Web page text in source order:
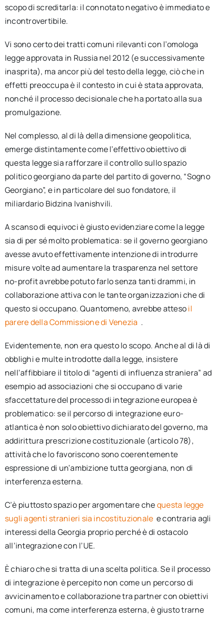
scopo di screditarla: il connotato negativo è immediato e
incontrovertibile.
Vi sono certo dei tratti comuni rilevanti con l’omologa
legge approvata in Russia nel 2012 (e successivamente
inasprita), ma ancor più del testo della legge, ciò che in
effetti preoccupa è il contesto in cui è stata approvata,
nonché il processo decisionale che ha portato alla sua
promulgazione.
Nel complesso, al di là della dimensione geopolitica,
emerge distintamente come l’effettivo obiettivo di
questa legge sia rafforzare il controllo sullo spazio
politico georgiano da parte del partito di governo, “Sogno
Georgiano”, e in particolare del suo fondatore, il
miliardario Bidzina Ivanishvili.
A scanso di equivoci è giusto evidenziare come la legge
sia di per sé molto problematica: se il governo georgiano
avesse avuto effettivamente intenzione di introdurre
misure volte ad aumentare la trasparenza nel settore
no-profit avrebbe potuto farlo senza tanti drammi, in
collaborazione attiva con le tante organizzazioni che di
questo si occupano. Quantomeno, avrebbe attesoil
parere della Commissione di Venezia .
Evidentemente, non era questo lo scopo. Anche al di là di
obblighi e multe introdotte dalla legge, insistere
nell’affibbiare il titolo di “agenti di influenza straniera” ad
esempio ad associazioni che si occupano di varie
sfaccettature del processo di integrazione europea è
problematico: se il percorso di integrazione euro-
atlantica è non solo obiettivo dichiarato del governo, ma
addirittura prescrizione costituzionale (articolo 78),
attività che lo favoriscono sono coerentemente
espressione di un’ambizione tutta georgiana, non di
interferenza esterna.
C’è piuttosto spazio per argomentare chequesta legge
sugli agenti stranieri sia incostituzionale e contraria agli
interessi della Georgia proprio perché è di ostacolo
all’integrazione con l’UE.
È chiaro che si tratta di una scelta politica. Se il processo
di integrazione è percepito non come un percorso di
avvicinamento e collaborazione tra partner con obiettivi
comuni, ma come interferenza esterna, è giusto trarne